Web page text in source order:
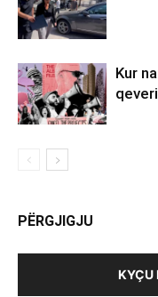
Kur
PËRGJIGJU
KYÇU